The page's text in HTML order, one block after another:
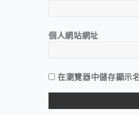
個人網站網址
在瀏覽器中儲存顯示